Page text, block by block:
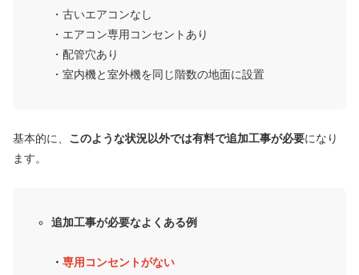
・古いエアコンなし
・エアコン専用コンセントあり
・配管穴あり
・室内機と室外機を同じ階数の地面に設置
基本的に、 このような状況以外では有料で追加工事が必要になり
ます。
追加工事が必要なよくある例
・ 専用コンセントがない